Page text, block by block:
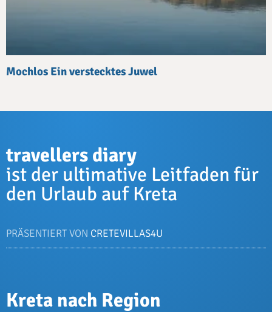
Mochlos Ein verstecktes Juwel
travellers diary
ist der ultimative Leitfaden für
den Urlaub auf Kreta
PRÄSENTIERT VON CRETEVILLAS4U
Kreta nach Region